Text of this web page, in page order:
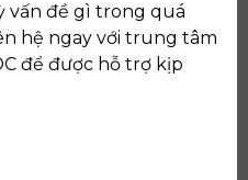
vấn đề gì trong quá
hệ ngay với trung tâm
để được hỗ trợ kịp